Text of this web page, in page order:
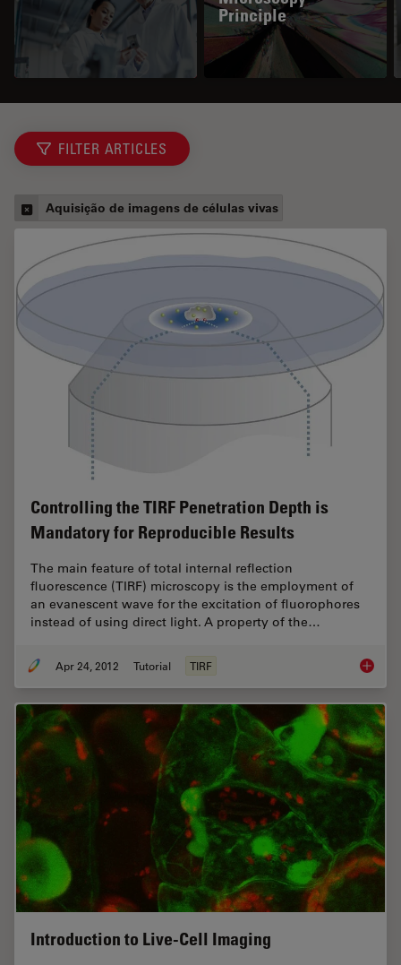
Principle
FILTER ARTICLES
Aquisição de imagens de células vivas
Controlling the TIRF Penetration Depth is
Mandatory for Reproducible Results
The main feature of total internal reflection
fluorescence (TIRF) microscopy is the employment of
an evanescent wave for the excitation of fluorophores
instead of using direct light. A property of the…
Apr 24, 2012 Tutorial TIRF
Introduction to Live-Cell Imaging